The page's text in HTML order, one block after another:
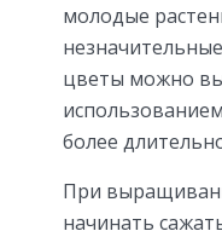
молодые
цветы можно
более
При
начинать